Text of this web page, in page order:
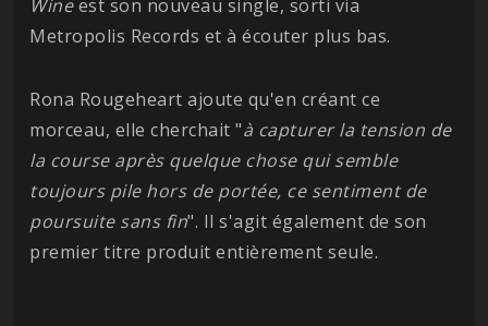
Wineest son nouveau single, sorti via
Metropolis Records et à écouter plus bas.
Rona Rougeheart ajoute qu'en créant ce
morceau, elle cherchait "à capturer la tension de
la course après quelque chose qui semble
toujours pile hors de portée, ce sentiment de
poursuite sans fin". Il s'agit également de son
premier titre produit entièrement seule.